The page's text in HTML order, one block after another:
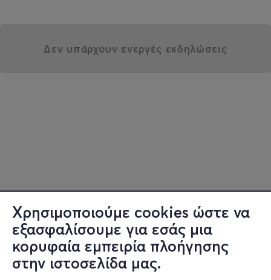
Χρησιμοποιούμε cookies ώστε να
εξασφαλίσουμε για εσάς μια
κορυφαία εμπειρία πλοήγησης
στην ιστοσελίδα μας.
Δεν υπάρχουν ενεργές εκδηλώσεις